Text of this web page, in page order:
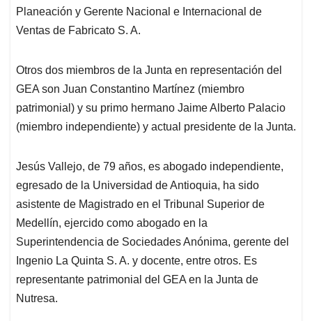
Planeación y Gerente Nacional e Internacional de
Ventas de Fabricato S. A.
Otros dos miembros de la Junta en representación del
GEA son Juan Constantino Martínez (miembro
patrimonial) y su primo hermano Jaime Alberto Palacio
(miembro independiente) y actual presidente de la Junta.
Jesús Vallejo, de 79 años, es abogado independiente,
egresado de la Universidad de Antioquia, ha sido
asistente de Magistrado en el Tribunal Superior de
Medellín, ejercido como abogado en la
Superintendencia de Sociedades Anónima, gerente del
Ingenio La Quinta S. A. y docente, entre otros. Es
representante patrimonial del GEA en la Junta de
Nutresa.